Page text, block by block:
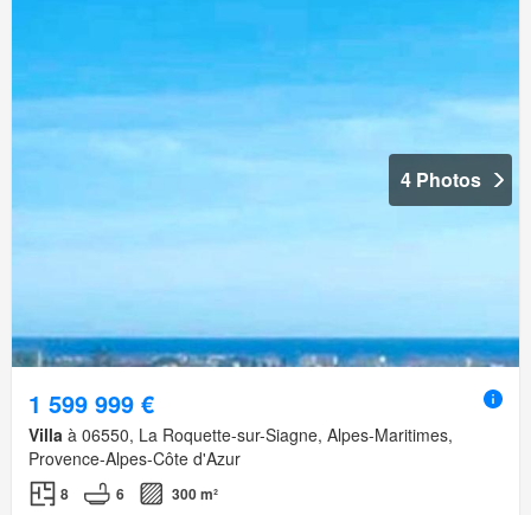
4 Photos
1 599 999 €
Villa à 06550, La Roquette-sur-Siagne, Alpes-Maritimes,
Provence-Alpes-Côte d'Azur
8 6 300 m²